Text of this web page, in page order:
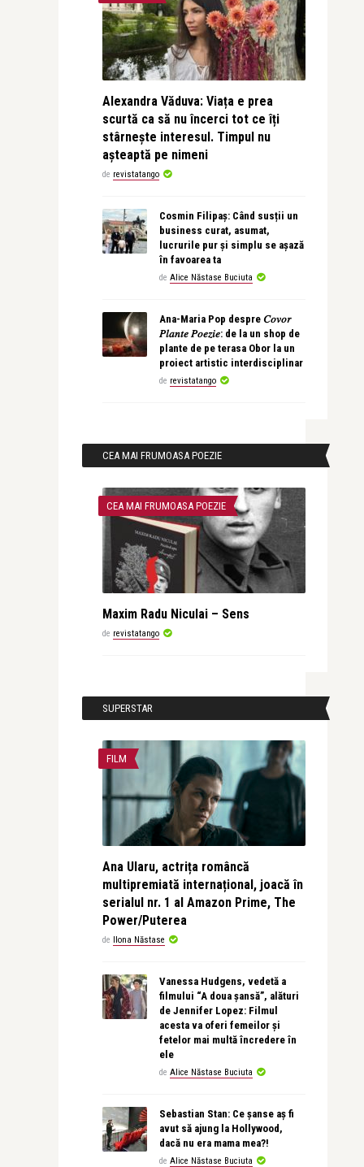
Alexandra Văduva: Viața e prea
scurtă ca să nu încerci tot ce îți
stârnește interesul. Timpul nu
așteaptă pe nimeni
de revistatango
Cosmin Filipaș: Când susții un
business curat, asumat,
lucrurile pur și simplu se așază
în favoarea ta
de Alice Năstase Buciuta
Ana-Maria Pop despre 𝐶𝑜𝑣𝑜𝑟
𝑃𝑙𝑎𝑛𝑡𝑒 𝑃𝑜𝑒𝑧𝑖𝑒: de la un shop de
plante de pe terasa Obor la un
proiect artistic interdisciplinar
de revistatango
CEA MAI FRUMOASA POEZIE
CEA MAI FRUMOASA POEZIE
Maxim Radu Niculai – Sens
de revistatango
SUPERSTAR
FILM
Ana Ularu, actrița româncă
multipremiată internațional, joacă în
serialul nr. 1 al Amazon Prime, The
Power/Puterea
de Ilona Năstase
Vanessa Hudgens, vedetă a
filmului “A doua șansă”, alături
de Jennifer Lopez: Filmul
acesta va oferi femeilor și
fetelor mai multă încredere în
ele
de Alice Năstase Buciuta
Sebastian Stan: Ce șanse aș fi
avut să ajung la Hollywood,
dacă nu era mama mea?!
de Alice Năstase Buciuta